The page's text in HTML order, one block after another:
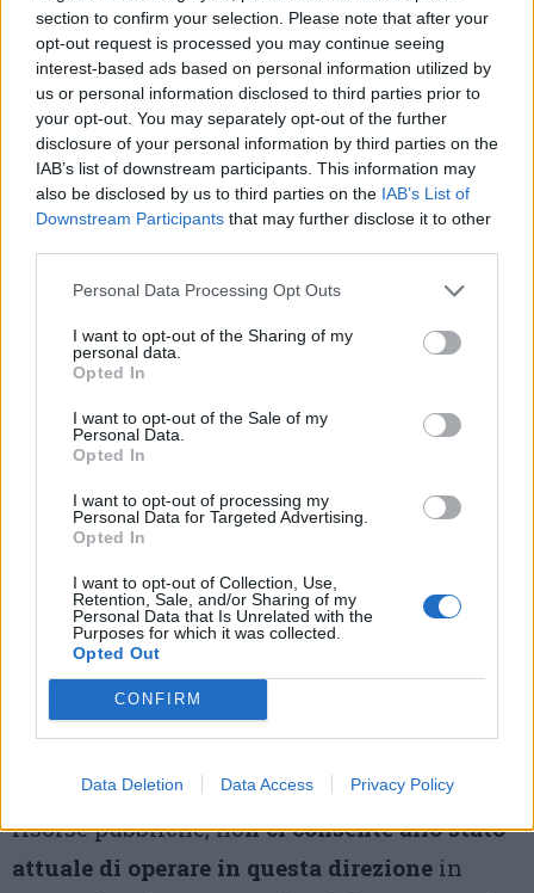
section to confirm your selection. Please note that after your
opt-out request is processed you may continue seeing
interest-based ads based on personal information utilized by
us or personal information disclosed to third parties prior to
your opt-out. You may separately opt-out of the further
disclosure of your personal information by third parties on the
IAB’s list of downstream participants. This information may
also be disclosed by us to third parties on the IAB’s List of
Downstream Participants that may further disclose it to other
Personal Data Processing Opt Outs
I want to opt-out of the Sharing of my
personal data.
Opted In
I want to opt-out of the Sale of my
Personal Data.
Opted In
I want to opt-out of processing my
Personal Data for Targeted Advertising.
Opted In
I want to opt-out of Collection, Use,
Retention, Sale, and/or Sharing of my
Personal Data that Is Unrelated with the
Purposes for which it was collected.
Opted Out
CONFIRM
Data Deletion Data Access Privacy Policy
il significato urbanistico, sia di valore
sociale, sia di luogo dinamico e vitale,
costituendo un elemento fondante per
rappresentare la complessità dell’evoluzione
storica della cultura italiana. In sintesi e
nella sua sostanza quello che vorremmo
creare è una “cultura dello spazio”che sappia
contrastare lacrisi della crescita estensiva
urbana, in una evidente fragilità dei piccoli
luoghi del territorio montano.
Vorremmo amministrativamente
operare per
rivedere i piccoli vuoti anonimi posti nei
centri antichi,considerando al contempo lo
spazio di una nuova piazza
di un programma dirilancio della
riqualificazione urbanache consenta
attraverso il recupero dei fabbricati di
limitare concretamente il consumo di suolo.
La nostradimensione,purtroppo limitata, sia
nel contesto di numeri, sia nella fruibilità di
risorse pubbliche, non ci consente allo stato
attuale di operare in questa direzione in